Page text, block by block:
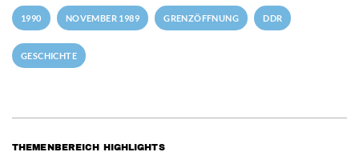
1990 NOVEMBER 1989 GRENZÖFFNUNG DDR
GESCHICHTE
THEMENBEREICH HIGHLIGHTS